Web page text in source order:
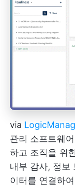
via
관리 소프트웨
하고 조직을 위
내부 감사, 정보
이터를 연결하